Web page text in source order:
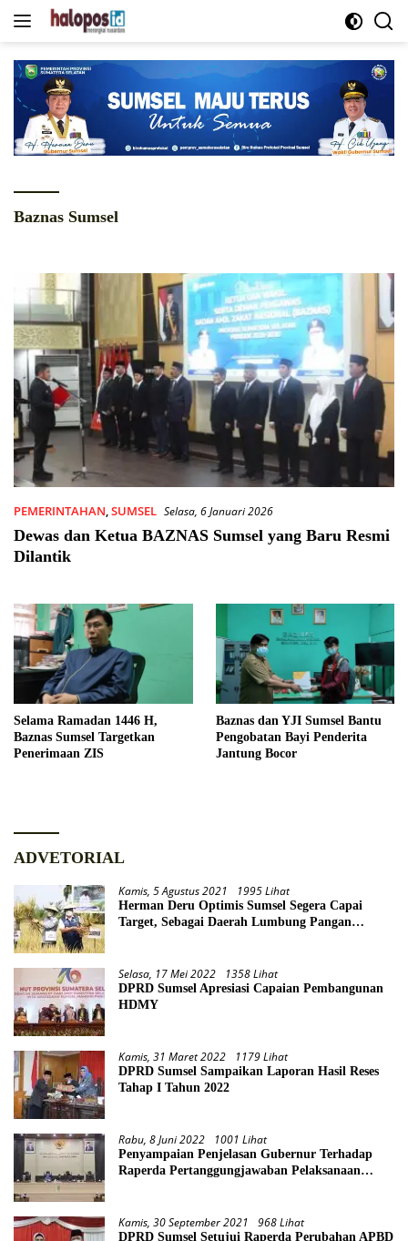
Langsung
Baznas Sumsel
PEMERINTAHAN,SUMSEL Selasa, 6 Januari 2026
Dewas dan Ketua BAZNAS Sumsel yang Baru Resmi
Dilantik
Selama Ramadan 1446 H,
Baznas Sumsel Targetkan
Penerimaan ZIS
Baznas dan YJI Sumsel Bantu
Pengobatan Bayi Penderita
Jantung Bocor
ADVETORIAL
Kamis, 5 Agustus 2021 1995 Lihat
Herman Deru Optimis Sumsel Segera Capai
Target, Sebagai Daerah Lumbung Pangan
Selasa, 17 Mei 2022 1358 Lihat
DPRD Sumsel Apresiasi Capaian Pembangunan
HDMY
Kamis, 31 Maret 2022 1179 Lihat
DPRD Sumsel Sampaikan Laporan Hasil Reses
Tahap I Tahun 2022
Rabu, 8 Juni 2022 1001 Lihat
Penyampaian Penjelasan Gubernur Terhadap
Raperda Pertanggungjawaban Pelaksanaan
Kamis, 30 September 2021 968 Lihat
DPRD Sumsel Setujui Raperda Perubahan APBD